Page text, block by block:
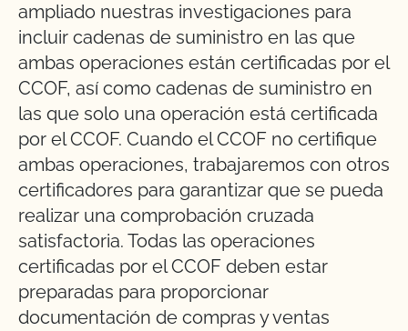
ampliado nuestras investigaciones para
incluir cadenas de suministro en las que
ambas operaciones están certificadas por el
CCOF, así como cadenas de suministro en
las que solo una operación está certificada
por el CCOF. Cuando el CCOF no certifique
ambas operaciones, trabajaremos con otros
certificadores para garantizar que se pueda
realizar una comprobación cruzada
satisfactoria. Todas las operaciones
certificadas por el CCOF deben estar
preparadas para proporcionar
documentación de compras y ventas